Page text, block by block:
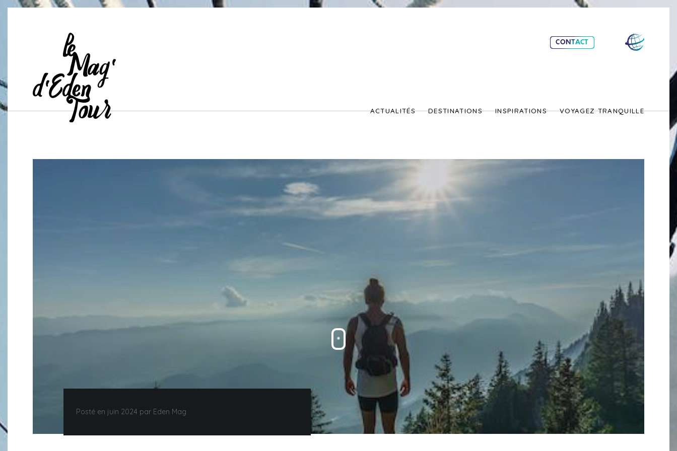
ACTUALITÉS DESTINATIONS INSPIRATIONS VOYAGEZ TRANQUILLE
CONTACT
Posté en juin 2024 par Eden Mag